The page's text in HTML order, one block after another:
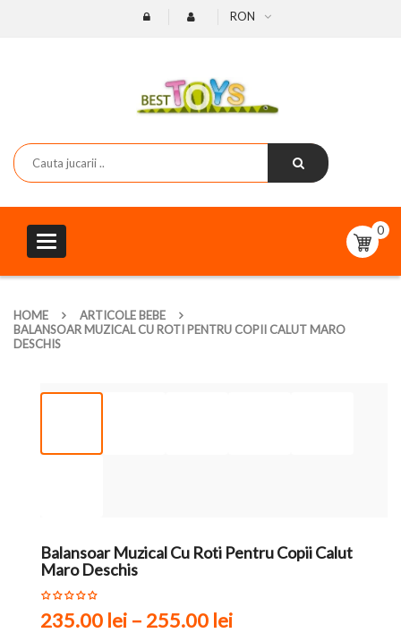
RON
Toggle
navigation
0
HOME
ARTICOLE BEBE
BALANSOAR MUZICAL CU ROTI PENTRU COPII CALUT MARO
DESCHIS
Balansoar Muzical Cu Roti Pentru Copii Calut
Maro Deschis
235.00 lei – 255.00 lei